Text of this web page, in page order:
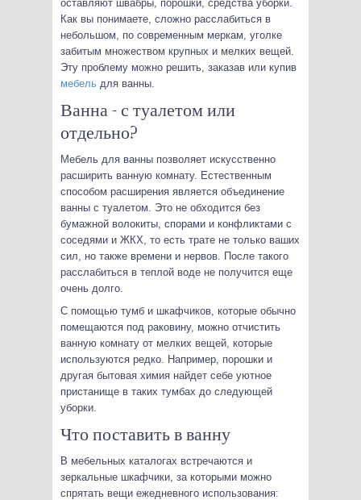
оставляют швабры, порошки, средства уборки.
Как вы понимаете, сложно расслабиться в
небольшом, по современным меркам, уголке
забитым множеством крупных и мелких вещей.
Эту проблему можно решить, заказав или купив
мебель для ванны.
Ванна - с туалетом или
отдельно?
Мебель для ванны позволяет искусственно
расширить ванную комнату. Естественным
способом расширения является объединение
ванны с туалетом. Это не обходится без
бумажной волокиты, спорами и конфликтами с
соседями и ЖКХ, то есть трате не только ваших
сил, но также времени и нервов. После такого
расслабиться в теплой воде не получится еще
очень долго.
С помощью тумб и шкафчиков, которые обычно
помещаются под раковину, можно отчистить
ванную комнату от мелких вещей, которые
используются редко. Например, порошки и
другая бытовая химия найдет себе уютное
пристанище в таких тумбах до следующей
уборки.
Что поставить в ванну
В мебельных каталогах встречаются и
зеркальные шкафчики, за которыми можно
спрятать вещи ежедневного использования: